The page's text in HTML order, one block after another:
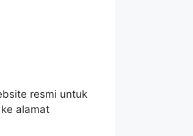
resmi untuk
alamat